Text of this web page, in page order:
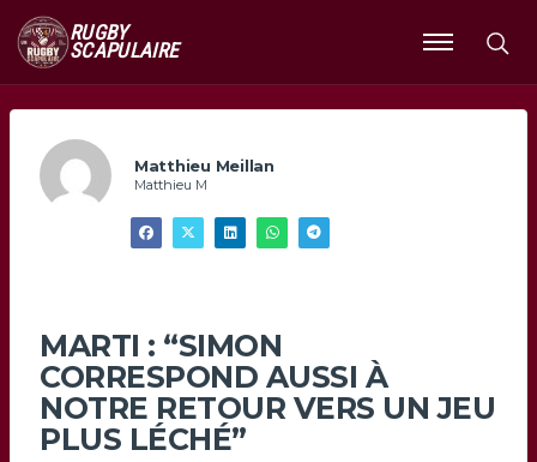
RUGBY
SCAPULAIRE
Ouvrir
le
Matthieu Meillan
Matthieu M
MARTI : “SIMON
CORRESPOND AUSSI À
NOTRE RETOUR VERS UN JEU
PLUS LÉCHÉ”